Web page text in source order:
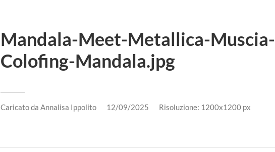
Mandala-Meet-Metallica-Muscia-
Colofing-Mandala.jpg
Caricato da Annalisa Ippolito 12/09/2025 Risoluzione: 1200x1200 px